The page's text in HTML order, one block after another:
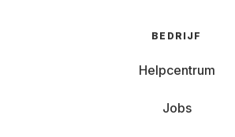
BEDRIJF
Helpcentrum
Jobs